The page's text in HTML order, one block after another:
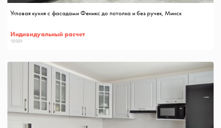
Угловая кухня с фасадами Феникс до потолка и без ручек, Минск
Индивидуальный расчет
12321